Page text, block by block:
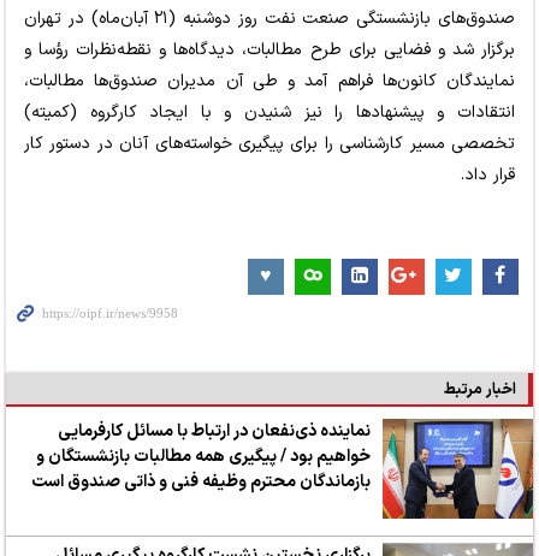
صندوق‌های بازنشستگی صنعت نفت روز دوشنبه (۲۱ آبان‌ماه) در تهران
برگزار شد و فضایی برای طرح مطالبات، دیدگاه‌ها و نقطه‌نظرات رؤسا و
نمایندگان کانون‌ها فراهم آمد و طی آن مدیران صندوق‌ها مطالبات،
انتقادات و پیشنهادها را نیز شنیدن و با ایجاد کارگروه (کمیته)
تخصصی مسیر کارشناسی را برای پیگیری خواسته‌های آنان در دستور کار
قرار داد.
اخبار مرتبط
نماینده ذی‌نفعان در ارتباط با مسائل کارفرمایی
خواهیم بود / پیگیری همه مطالبات بازنشستگان و
بازماندگان محترم وظیفه فنی و ذاتی صندوق است